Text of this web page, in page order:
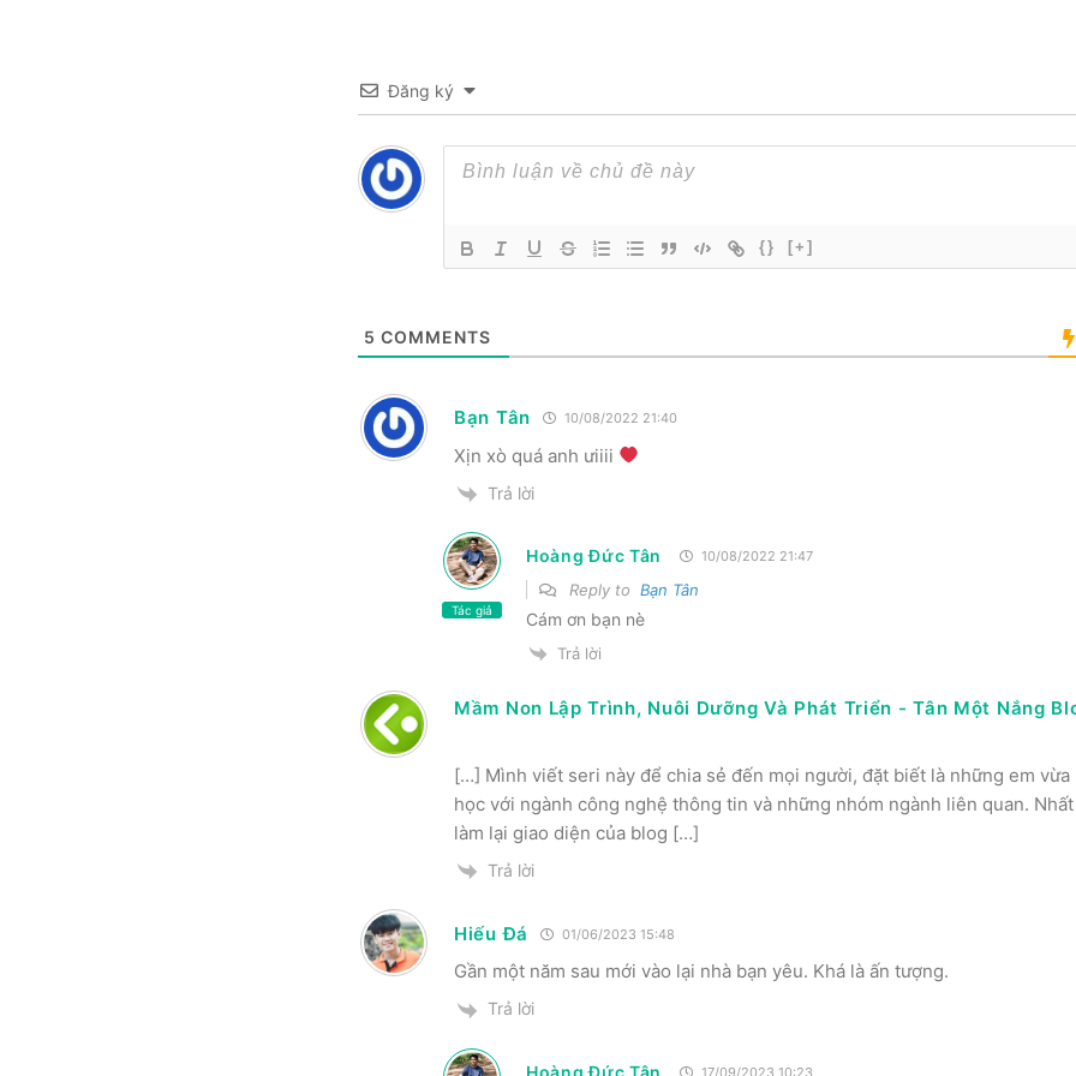
Đăng ký
{} [+]
5 COMMENTS
Bạn Tân 10/08/2022 21:40
Xịn xò quá anh ưiiii
Trả lời
Tác giả
Hoàng Đức Tân 10/08/2022 21:47
Reply to Bạn Tân
Cám ơn bạn nè
Trả lời
Mầm Non Lập Trình, Nuôi Dưỡng Và Phát Triển - Tân Một Nắng
[…] Mình viết seri này để chia sẻ đến mọi người, đặt biết là những em vừa
học với ngành công nghệ thông tin và những nhóm ngành liên quan.
làm lại giao diện của blog […]
Trả lời
Hiếu Đá 01/06/2023 15:48
Gần một năm sau mới vào lại nhà bạn yêu. Khá là ấn tượng.
Trả lời
Hoàng Đức Tân 17/09/2023 10:23